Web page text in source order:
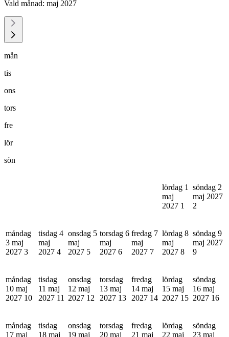
Vald månad: maj 2027
mån
tis
ons
tors
fre
lör
sön
lördag 1
maj
2027 1
söndag 2
maj 2027
2
måndag
3 maj
2027 3
tisdag 4
maj
2027 4
onsdag 5
maj
2027 5
torsdag 6
maj
2027 6
fredag 7
maj
2027 7
lördag 8
maj
2027 8
söndag 9
maj 2027
9
måndag
10 maj
2027 10
tisdag
11 maj
2027 11
onsdag
12 maj
2027 12
torsdag
13 maj
2027 13
fredag
14 maj
2027 14
lördag
15 maj
2027 15
söndag
16 maj
2027 16
måndag
17 maj
tisdag
18 maj
onsdag
19 maj
torsdag
20 maj
fredag
21 maj
lördag
22 maj
söndag
23 maj